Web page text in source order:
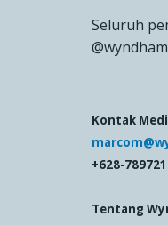
Seluruh
Kontak
+628-
Tentang